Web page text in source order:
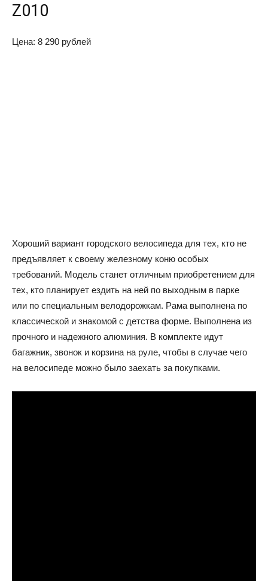
Z010
Цена: 8 290 рублей
Хороший вариант городского велосипеда для тех, кто не
предъявляет к своему железному коню особых
требований. Модель станет отличным приобретением для
тех, кто планирует ездить на ней по выходным в парке
или по специальным велодорожкам. Рама выполнена по
классической и знакомой с детства форме. Выполнена из
прочного и надежного алюминия. В комплекте идут
багажник, звонок и корзина на руле, чтобы в случае чего
на велосипеде можно было заехать за покупками.